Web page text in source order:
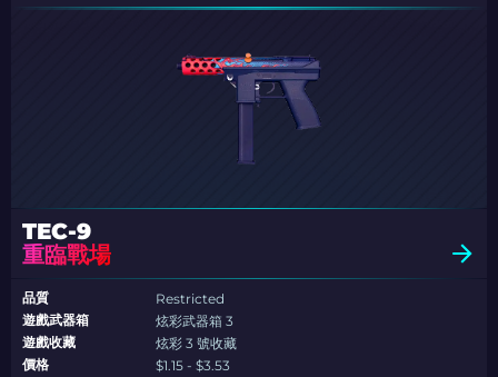
TEC-9
重臨戰場
品質
Restricted
遊戲武器箱
炫彩武器箱 3
遊戲收藏
炫彩 3 號收藏
價格
$1.15 - $3.53